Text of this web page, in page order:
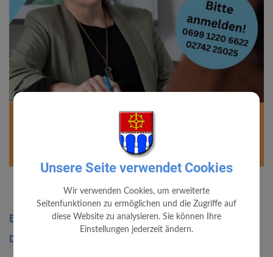
Bildungs- und Berufsberatung
Dienstag, 21. Juli 2026 13:00 Uhr bis 17:00 Uhr
Unsere Seite verwendet Cookies
Wir verwenden Cookies, um erweiterte
Seitenfunktionen zu ermöglichen und die Zugriffe auf
diese Website zu analysieren. Sie können Ihre
Einstellungen jederzeit ändern.